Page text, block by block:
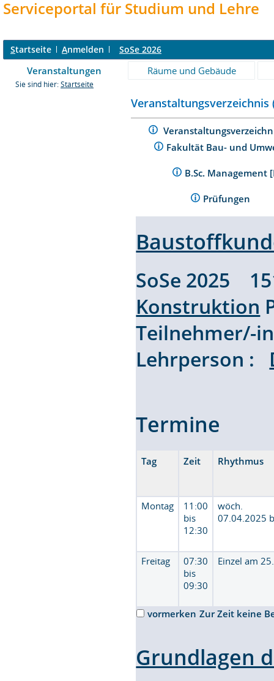
Serviceportal für Studium und Lehre
Startseite Anmelden SoSe 2026
Veranstaltungen Räume und Gebäude
Sie sind hier: Startseite
Veranstaltungsverzeichnis
Fakultät Bau- und
B.Sc.
Prüfungen
SoSe 2025
Konstruktion
Teilnehmer/-
Lehrperson :
Termine
Tag Zeit Rhythmus
Montag
11:00
bis
12:30
wöch.
07.04.2025
Freitag
07:30
bis
09:30
Einzel am
vormerken Zur Zeit keine
Grundlagen